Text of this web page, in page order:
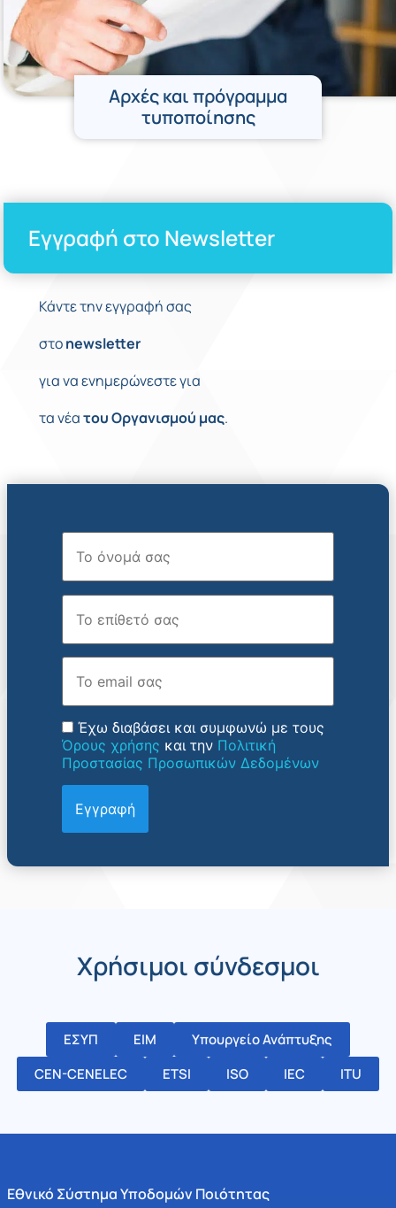
Αρχές και πρόγραμμα
τυποποίησης
Εγγραφή στο Newsletter
Κάντε την εγγραφή σας
στοnewsletter
για να ενημερώνεστε για
τα νέατουΟργανισμού μας.
Όνομα
Επώνυμο
Email
Έχω διαβάσει και συμφωνώ με τους
Όρους χρήσης και την Πολιτική
Προστασίας Προσωπικών Δεδομένων
Χρήσιμοι σύνδεσμοι
ΕΣΥΠ ΕΙΜ
Υπουργείο Ανάπτυξης
CEN-CENELEC
ETSI ISO IEC ITU
Εθνικό Σύστημα Υποδομών Ποιότητας